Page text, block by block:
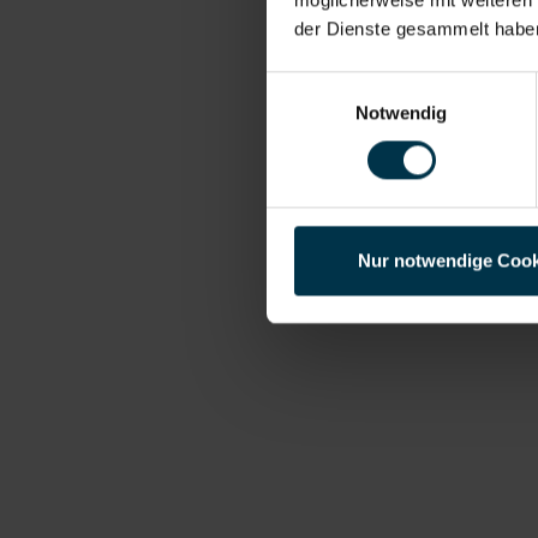
der Dienste gesammelt
Notwendig
Nur notwendige